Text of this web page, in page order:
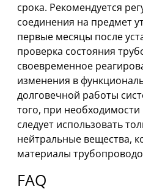
срока. Рекомендуется
соединения на предмет
первые месяцы после
проверка состояния
своевременное
изменения в
долговечной работы
того, при необходимости
следует использовать
нейтральные вещества,
материалы
FAQ